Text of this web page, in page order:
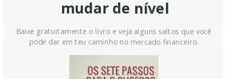
mudar de nível
Baixe gratuitamente o livro e veja alguns saltos que você
pode dar em teu caminho no mercado financeiro.